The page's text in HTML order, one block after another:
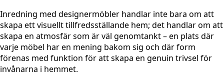
Inredning med designermöbler handlar inte bara om att
skapa ett visuellt tillfredsställande hem; det handlar om att
skapa en atmosfär som är väl genomtankt – en plats där
varje möbel har en mening bakom sig och där form
förenas med funktion för att skapa en genuin trivsel för
invånarna i hemmet.